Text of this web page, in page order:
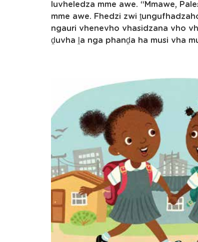
luvheledza mme awe. “Mmawe,
mme awe. Fhedzi zwi
ngauri vhenevho vhasidzana vho
ḓuvha ḽa nga phanḓa ha musi vha